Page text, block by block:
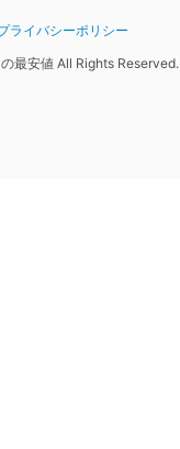
ライバシーポリシー
最安値 All Rights Reserved.